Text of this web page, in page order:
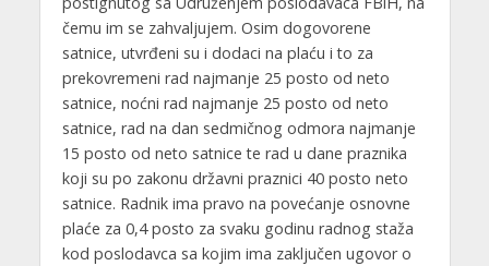
čemu im se zahvaljujem. Osim dogovorene
satnice, utvrđeni su i dodaci na plaću i to za
prekovremeni rad najmanje 25 posto od neto
satnice, noćni rad najmanje 25 posto od neto
satnice, rad na dan sedmičnog odmora najmanje
15 posto od neto satnice te rad u dane praznika
koji su po zakonu državni praznici 40 posto neto
satnice. Radnik ima pravo na povećanje osnovne
plaće za 0,4 posto za svaku godinu radnog staža
kod poslodavca sa kojim ima zaključen ugovor o